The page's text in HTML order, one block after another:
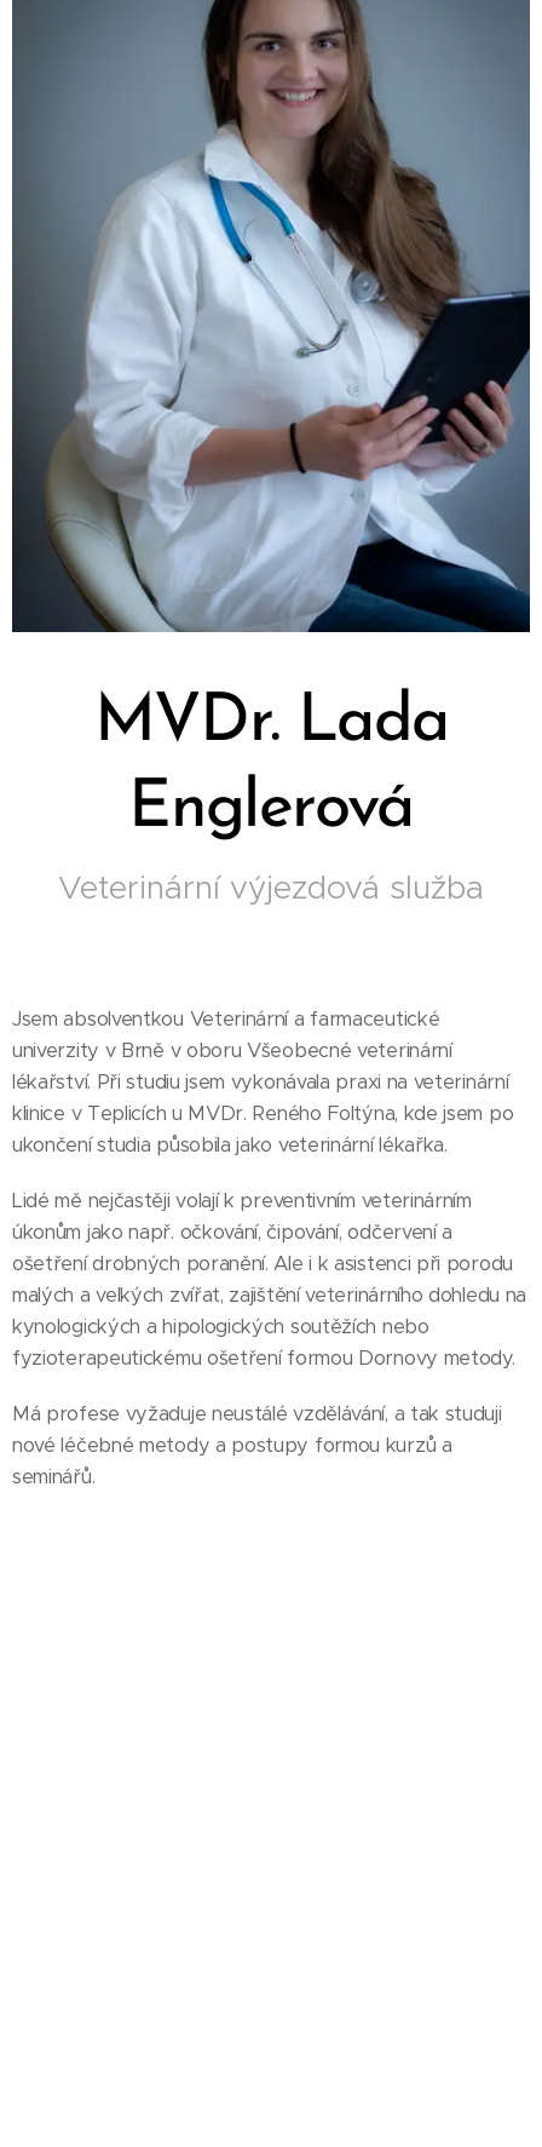
MVDr. Lada
Englerová
Veterinární výjezdová služba
Jsem absolventkou Veterinární a farmaceutické
univerzity v Brně v oboru Všeobecné veterinární
lékařství. Při studiu jsem vykonávala praxi na veterinární
klinice v Teplicích u MVDr. Reného Foltýna, kde jsem po
ukončení studia působila jako veterinární lékařka.
Lidé mě nejčastěji volají k preventivním veterinárním
úkonům jako např. očkování, čipování, odčervení a
ošetření drobných poranění. Ale i k asistenci při porodu
malých a velkých zvířat, zajištění veterinárního dohledu na
kynologických a hipologických soutěžích nebo
fyzioterapeutickému ošetření formou Dornovy metody.
Má profese vyžaduje neustálé vzdělávání, a tak studuji
nové léčebné metody a postupy formou kurzů a
seminářů.